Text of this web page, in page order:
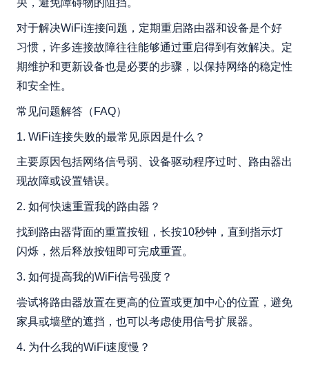
对于解决WiFi连接问题，定期重启路由器和设备是个好
习惯，许多连接故障往往能够通过重启得到有效解决。定
期维护和更新设备也是必要的步骤，以保持网络的稳定性
和安全性。
常见问题解答（FAQ）
1. WiFi连接失败的最常见原因是什么？
主要原因包括网络信号弱、设备驱动程序过时、路由器出
现故障或设置错误。
2. 如何快速重置我的路由器？
找到路由器背面的重置按钮，长按10秒钟，直到指示灯
闪烁，然后释放按钮即可完成重置。
3. 如何提高我的WiFi信号强度？
尝试将路由器放置在更高的位置或更加中心的位置，避免
家具或墙壁的遮挡，也可以考虑使用信号扩展器。
4. 为什么我的WiFi速度慢？